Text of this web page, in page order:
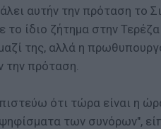
αυτήν την πρόταση το
το ίδιο ζήτημα στην
της, αλλά η
την πρόταση.
ότι τώρα είναι η
των συνόρων",